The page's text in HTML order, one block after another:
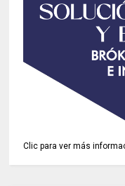
Clic para ver más